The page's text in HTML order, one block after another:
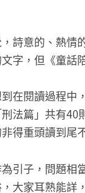
詩意的、熱
字，但《童話
在閱讀過程
法篇」共有
得重頭讀到尾
引子，問題
大家耳熟能詳